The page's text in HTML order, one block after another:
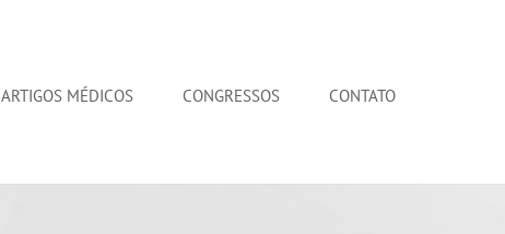
ARTIGOS MÉDICOS CONGRESSOS CONTATO